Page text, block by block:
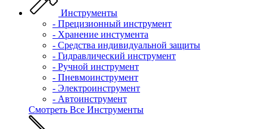
Инструменты
- Прецизионный инструмент
- Хранение инстумента
- Средства индивидуальной защиты
- Гидравлический инструмент
- Ручной инструмент
- Пневмоинструмент
- Электроинструмент
- Автоинструмент
Смотреть Все Инструменты